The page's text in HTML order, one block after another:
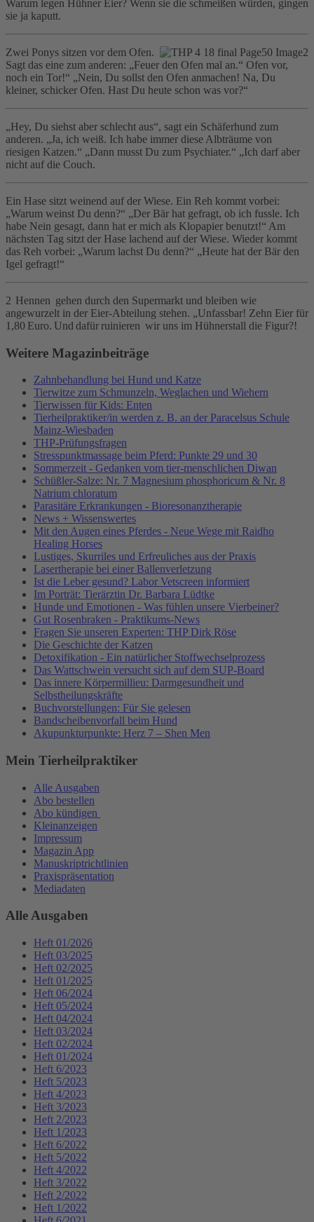
Warum legen Hühner Eier? Wenn sie die schmeißen würden, gingen
sie ja kaputt.
Zwei Ponys sitzen vor dem Ofen.
Sagt das eine zum anderen: „Feuer den Ofen mal an.“ Ofen vor,
noch ein Tor!“ „Nein, Du sollst den Ofen anmachen! Na, Du
kleiner, schicker Ofen. Hast Du heute schon was vor?“
„Hey, Du siehst aber schlecht aus“, sagt ein Schäferhund zum
anderen. „Ja, ich weiß. Ich habe immer diese Albträume von
riesigen Katzen.“ „Dann musst Du zum Psychiater.“ „Ich darf aber
nicht auf die Couch.
Ein Hase sitzt weinend auf der Wiese. Ein Reh kommt vorbei:
„Warum weinst Du denn?“ „Der Bär hat gefragt, ob ich fussle. Ich
habe Nein gesagt, dann hat er mich als Klopapier benutzt!“ Am
nächsten Tag sitzt der Hase lachend auf der Wiese. Wieder kommt
das Reh vorbei: „Warum lachst Du denn?“ „Heute hat der Bär den
Igel gefragt!“
2 Hennen gehen durch den Supermarkt und bleiben wie
angewurzelt in der Eier-Abteilung stehen. „Unfassbar! Zehn Eier für
1,80 Euro. Und dafür ruinieren wir uns im Hühnerstall die Figur?!
Weitere Magazinbeiträge
Zahnbehandlung bei Hund und Katze
Tierwitze zum Schmunzeln, Weglachen und Wiehern
Tierwissen für Kids: Enten
Tierheilpraktiker/in werden z. B. an der Paracelsus Schule
Mainz-Wiesbaden
THP-Prüfungsfragen
Stresspunktmassage beim Pferd: Punkte 29 und 30
Sommerzeit - Gedanken vom tier-menschlichen Diwan
Schüßler-Salze: Nr. 7 Magnesium phosphoricum & Nr. 8
Natrium chloratum
Parasitäre Erkrankungen - Bioresonanztherapie
News + Wissenswertes
Mit den Augen eines Pferdes - Neue Wege mit Raidho
Healing Horses
Lustiges, Skurriles und Erfreuliches aus der Praxis
Lasertherapie bei einer Ballenverletzung
Ist die Leber gesund? Labor Vetscreen informiert
Im Porträt: Tierärztin Dr. Barbara Lüdtke
Hunde und Emotionen - Was fühlen unsere Vierbeiner?
Gut Rosenbraken - Praktikums-News
Fragen Sie unseren Experten: THP Dirk Röse
Die Geschichte der Katzen
Detoxifikation - Ein natürlicher Stoffwechselprozess
Das Wattschwein versucht sich auf dem SUP-Board
Das innere Körpermillieu: Darmgesundheit und
Selbstheilungskräfte
Buchvorstellungen: Für Sie gelesen
Bandscheibenvorfall beim Hund
Akupunkturpunkte: Herz 7 – Shen Men
Mein Tierheilpraktiker
Alle Ausgaben
Abo bestellen
Abo kündigen
Kleinanzeigen
Impressum
Magazin App
Manuskriptrichtlinien
Praxispräsentation
Mediadaten
Alle Ausgaben
Heft 01/2026
Heft 03/2025
Heft 02/2025
Heft 01/2025
Heft 06/2024
Heft 05/2024
Heft 04/2024
Heft 03/2024
Heft 02/2024
Heft 01/2024
Heft 6/2023
Heft 5/2023
Heft 4/2023
Heft 3/2023
Heft 2/2023
Heft 1/2023
Heft 6/2022
Heft 5/2022
Heft 4/2022
Heft 3/2022
Heft 2/2022
Heft 1/2022